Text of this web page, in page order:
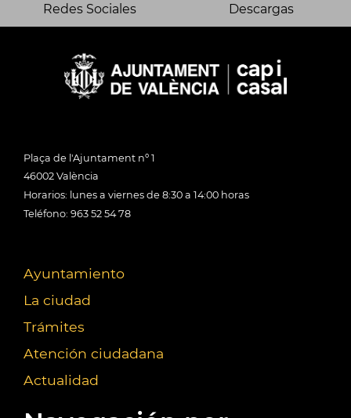
Redes Sociales Descargas
Plaça de l'Ajuntament nº 1
46002 València
Horarios: lunes a viernes de 8:30 a 14:00 horas
Teléfono: 963 52 54 78
Ayuntamiento
La ciudad
Trámites
Atención ciudadana
Actualidad